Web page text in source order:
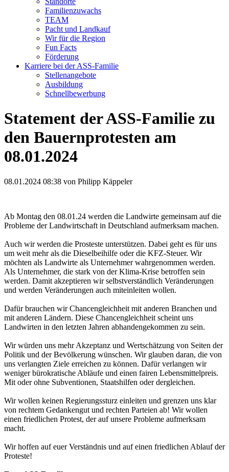
Familienzuwachs
TEAM
Pacht und Landkauf
Wir für die Region
Fun Facts
Förderung
Karriere bei der ASS-Familie
Stellenangebote
Ausbildung
Schnellbewerbung
Statement der ASS-Familie zu
den Bauernprotesten am
08.01.2024
08.01.2024 08:38 von Philipp Käppeler
Ab Montag den 08.01.24 werden die Landwirte gemeinsam auf die
Probleme der Landwirtschaft in Deutschland aufmerksam machen.
Auch wir werden die Prosteste unterstützen. Dabei geht es für uns
um weit mehr als die Dieselbeihilfe oder die KFZ-Steuer. Wir
möchten als Landwirte als Unternehmer wahrgenommen werden.
Als Unternehmer, die stark von der Klima-Krise betroffen sein
werden. Damit akzeptieren wir selbstverständlich Veränderungen
und werden Veränderungen auch miteinleiten wollen.
Dafür brauchen wir Chancengleichheit mit anderen Branchen und
mit anderen Ländern. Diese Chancengleichheit scheint uns
Landwirten in den letzten Jahren abhandengekommen zu sein.
Wir würden uns mehr Akzeptanz und Wertschätzung von Seiten der
Politik und der Bevölkerung wünschen. Wir glauben daran, die von
uns verlangten Ziele erreichen zu können. Dafür verlangen wir
weniger bürokratische Abläufe und einen fairen Lebensmittelpreis.
Mit oder ohne Subventionen, Staatshilfen oder dergleichen.
Wir wollen keinen Regierungssturz einleiten und grenzen uns klar
von rechtem Gedankengut und rechten Parteien ab! Wir wollen
einen friedlichen Protest, der auf unsere Probleme aufmerksam
macht.
Wir hoffen auf euer Verständnis und auf einen friedlichen Ablauf der
Proteste!